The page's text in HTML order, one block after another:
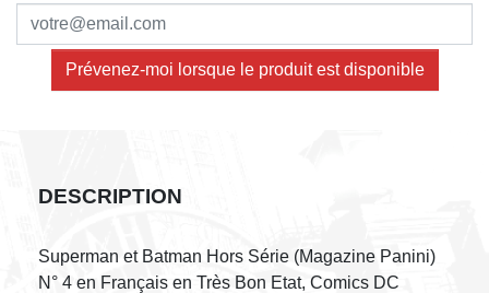
Prévenez-moi lorsque le produit est disponible
DESCRIPTION
Superman et Batman Hors Série (Magazine Panini)
N° 4 en Français en Très Bon Etat, Comics DC